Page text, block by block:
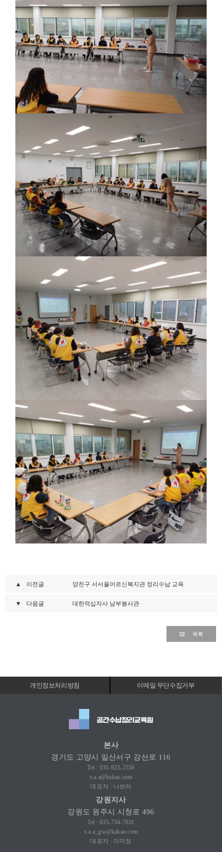
▲ 이전글 양천구 서서울어르신복지관 정리수납 교육
▼ 다음글 대한적십자사 남부봉사관
목록
개인정보처리방침 이메일 무단수집거부
본사
경기도 고양시 일산서구 강선로 116
Tel : 031-923-2550
s.a.a@kakao.com
대표자 : 나보라
강원지사
강원도 원주시 시청로 496
Tel : 033-734-7631
s.a.a_gw@kakao.com
대표자 : 이미정